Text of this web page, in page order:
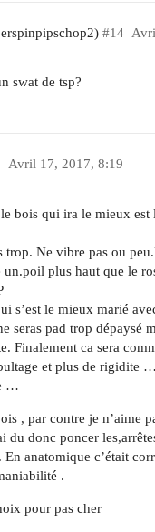
#14
swat de tsp?
Avril 17, 2017, 8:19
bois qui ira le mieux est
trop. Ne vibre pas ou
plus haut que le
s’est le mieux marié
seras pad trop dépaysé
Finalement ca sera
et plus de rigidite
…
, par contre je n’aime
du donc poncer
anatomique c’était
.
pour pas cher